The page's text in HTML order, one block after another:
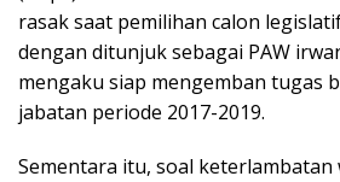
rasak saat pemilihan calon
dengan ditunjuk sebagai PAW
mengaku siap mengemban tugas
jabatan periode 2017-2019.
Sementara itu, soal